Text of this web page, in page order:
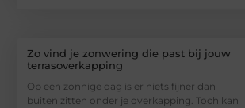
Zo vind je zonwering die past bij jouw
terrasoverkapping
Op een zonnige dag is er niets fijner dan
buiten zitten onder je overkapping. Toch kan